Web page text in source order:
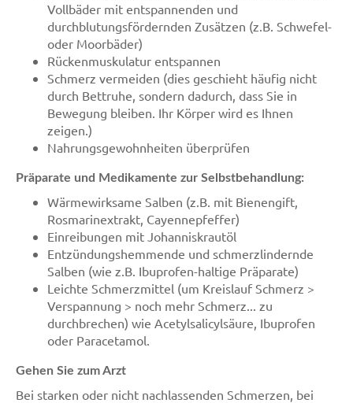
Vollbäder mit entspannenden und
durchblutungsfördernden Zusätzen (z.B. Schwefel-
oder Moorbäder)
Rückenmuskulatur entspannen
Schmerz vermeiden (dies geschieht häufig nicht
durch Bettruhe, sondern dadurch, dass Sie in
Bewegung bleiben. Ihr Körper wird es Ihnen
zeigen.)
Nahrungsgewohnheiten überprüfen
Präparate und Medikamente zur Selbstbehandlung:
Wärmewirksame Salben (z.B. mit Bienengift,
Rosmarinextrakt, Cayennepfeffer)
Einreibungen mit Johanniskrautöl
Entzündungshemmende und schmerzlindernde
Salben (wie z.B. Ibuprofen-haltige Präparate)
Leichte Schmerzmittel (um Kreislauf Schmerz >
Verspannung > noch mehr Schmerz... zu
durchbrechen) wie Acetylsalicylsäure, Ibuprofen
oder Paracetamol.
Gehen Sie zum Arzt
Bei starken oder nicht nachlassenden Schmerzen, bei